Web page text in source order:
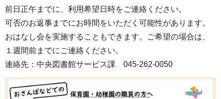
前日正午までに、利用希望日時をご連絡ください。
可否のお返事までにお時間をいただく可能性があります。
おはなし会を実施することもできます。ご希望の場合は、
１週間前までにご連絡ください。
連絡先：中央図書館サービス課 045-262-0050